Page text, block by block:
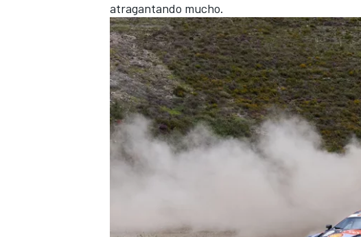
atragantando mucho.